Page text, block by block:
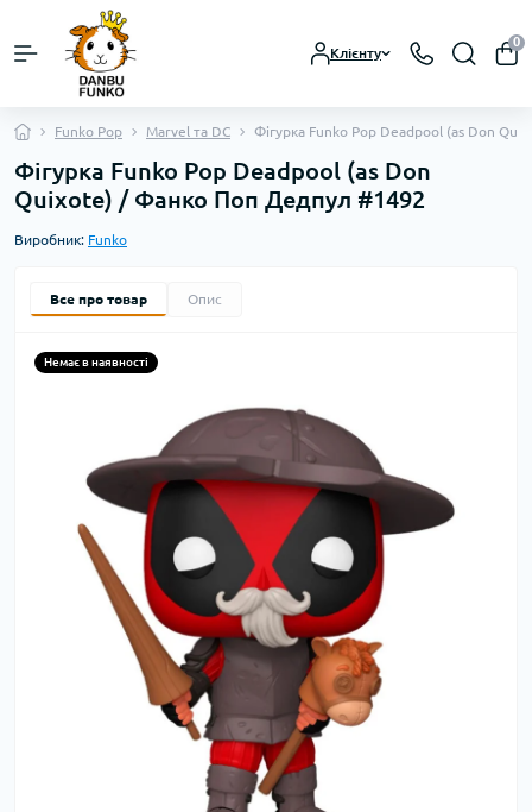
Клієнту
0
Funko Pop Marvel та DC Фігурка Funko Pop Deadpool (as Don
Фігурка Funko Pop Deadpool (as Don
Quixote) / Фанко Поп Дедпул #1492
Виробник: Funko
Все про товар Опис
Немає в наявності